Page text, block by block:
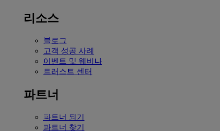
리소스
블로그
고객 성공 사례
이벤트 및 웨비나
트러스트 센터
파트너
파트너 되기
파트너 찾기